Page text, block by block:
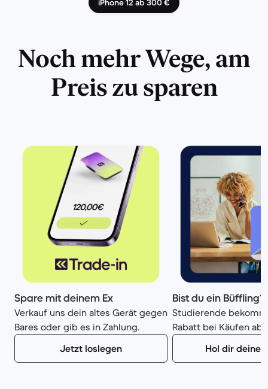
iPhone 12 ab 300 €
Noch mehr Wege, am
Preis zu sparen
Spare mit deinem Ex
Verkauf uns dein altes Gerät gegen
Bares oder gib es in Zahlung.
Jetzt loslegen
Bist du ein Büffling?
Studierende
Rabatt bei Käufen ab
Hol dir